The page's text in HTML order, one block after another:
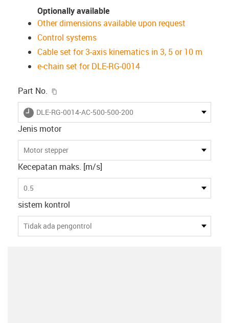
Optionally available
Other dimensions available upon request
Control systems
Cable set for 3-axis kinematics in 3, 5 or 10 m
e-chain set for DLE-RG-0014
Part No.
igus-icon-lieferzeit
DLE-RG-0014-AC-500-500-200
Jenis motor
Motor stepper
Kecepatan maks. [m/s]
0.5
sistem kontrol
Tidak ada pengontrol